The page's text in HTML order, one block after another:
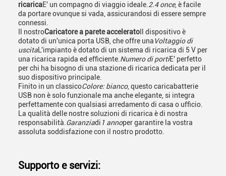
ricaricaE' un compagno di viaggio ideale. 2.4 once, è facile
da portare ovunque si vada, assicurandosi di essere sempre
connessi.
Il nostroCaricatore a parete accelerato Il dispositivo è
dotato di un'unica porta USB, che offre unaVoltaggio di
uscita L'impianto è dotato di un sistema di ricarica di 5 V per
una ricarica rapida ed efficiente. Numero di portiE' perfetto
per chi ha bisogno di una stazione di ricarica dedicata per il
suo dispositivo principale.
Finito in un classicoColore: bianco, questo caricabatterie
USB non è solo funzionale ma anche elegante, si integra
perfettamente con qualsiasi arredamento di casa o ufficio.
La qualità delle nostre soluzioni di ricarica è di nostra
responsabilità. Garanziadi 1 annoper garantire la vostra
assoluta soddisfazione con il nostro prodotto.
Supporto e servizi: